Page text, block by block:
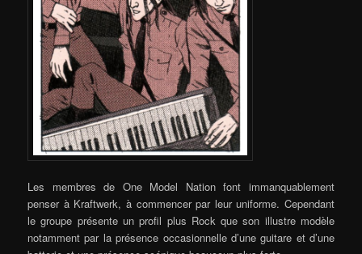
Les membres de One Model Nation font immanquablement
penser à Kraftwerk, à commencer par leur uniforme. Cependant
le groupe présente un profil plus Rock que son illustre modèle
notamment par la présence occasionnelle d’une guitare et d’une